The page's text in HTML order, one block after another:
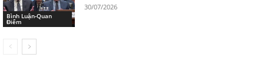
Bình Luận-Quan
Điểm
30/07/2026